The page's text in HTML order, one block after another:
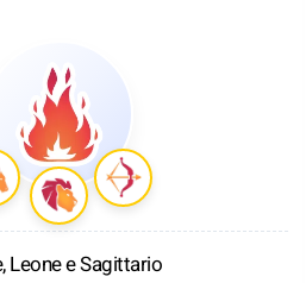
Leone e Sagittario